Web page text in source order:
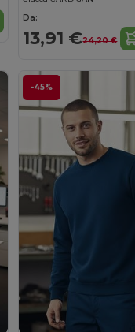
Da:
13,91 €24,20 €
-45%